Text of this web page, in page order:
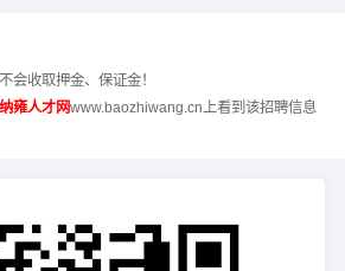
会收取押金、保证金！
雍人才网www.baozhiwang.cn上看到该招聘信息